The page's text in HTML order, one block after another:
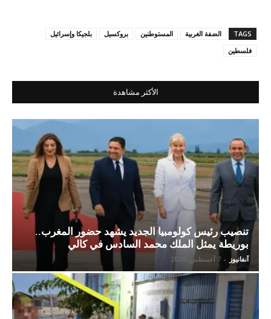
TAGS الضفة الغربية المستوطنين بروكسيل
بلجيكا وإسرائيل
فلسطين
الأكثر مشاهدة
تنصيب رئيس كولومبيا الجديد يشهد حضور المغرب..
بوريطة يمثل الملك محمد السادس في كالي
آنفانيوز - 7 أغسطس، 2026